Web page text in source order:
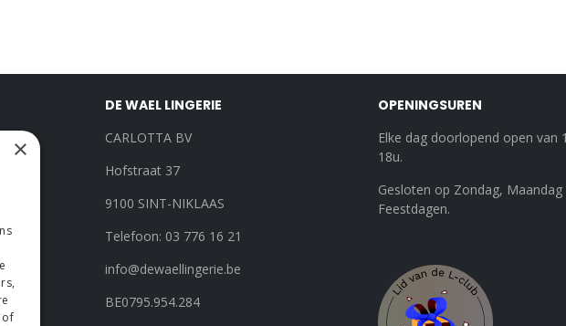
DE WAEL LINGERIE
CARLOTTA BV
Hofstraat 37
9100 SINT-NIKLAAS
Telefoon: 03 776 16 21
info@dewaellingerie.be
BE0795.954.284
OPENINGSUREN
Elke dag doorlopend open van
18u.
Gesloten op Zondag, Maandag
Feestdagen.
×
of